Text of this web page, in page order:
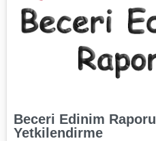
Beceri Edinim Raporu
Yetkilendirme